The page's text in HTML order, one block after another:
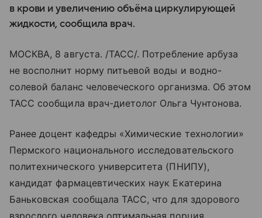
в крови и увеличению объёма циркулирующей
жидкости, сообщила врач.
МОСКВА, 8 августа. /ТАСС/. Потребление арбуза
не восполнит норму питьевой воды и водно-
солевой баланс человеческого организма. Об этом
ТАСС сообщила врач-диетолог Ольга Чунтонова.
Ранее доцент кафедры «Химические технологии»
Пермского национального исследовательского
политехнического университета (ПНИПУ),
кандидат фармацевтических наук Екатерина
Баньковская сообщала ТАСС, что для здорового